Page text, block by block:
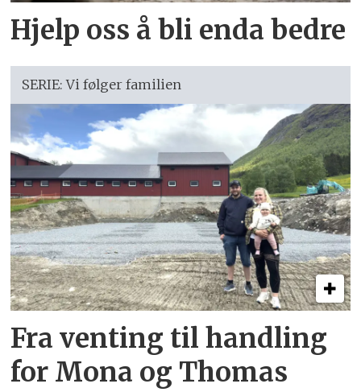
Hjelp oss å bli enda bedre
SERIE: Vi følger familien
Fra venting til handling
for Mona og Thomas